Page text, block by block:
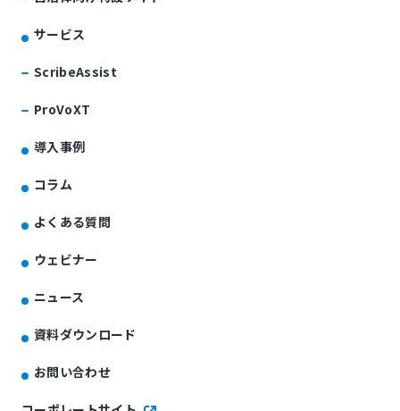
サービス
ScribeAssist
ProVoXT
導入事例
コラム
よくある質問
ウェビナー
ニュース
資料ダウンロード
お問い合わせ